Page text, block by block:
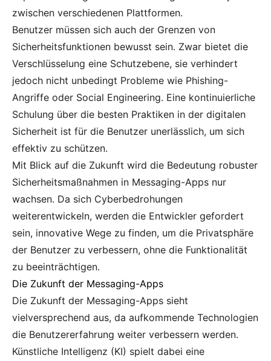
zwischen verschiedenen Plattformen.
Benutzer müssen sich auch der Grenzen von
Sicherheitsfunktionen bewusst sein. Zwar bietet die
Verschlüsselung eine Schutzebene, sie verhindert
jedoch nicht unbedingt Probleme wie Phishing-
Angriffe oder Social Engineering. Eine kontinuierliche
Schulung über die besten Praktiken in der digitalen
Sicherheit ist für die Benutzer unerlässlich, um sich
effektiv zu schützen.
Mit Blick auf die Zukunft wird die Bedeutung robuster
Sicherheitsmaßnahmen in Messaging-Apps nur
wachsen. Da sich Cyberbedrohungen
weiterentwickeln, werden die Entwickler gefordert
sein, innovative Wege zu finden, um die Privatsphäre
der Benutzer zu verbessern, ohne die Funktionalität
zu beeinträchtigen.
Die Zukunft der Messaging-Apps
Die Zukunft der Messaging-Apps sieht
vielversprechend aus, da aufkommende Technologien
die Benutzererfahrung weiter verbessern werden.
Künstliche Intelligenz (KI) spielt dabei eine